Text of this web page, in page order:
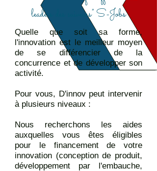
leaders des suiveurs" S-Jobs
Quelle que soit sa forme,
l'innovation est le meilleur moyen
de se différencier de la
concurrence et de développer son
activité.
Pour vous, D'innov peut intervenir
à plusieurs niveaux :
Nous recherchons les aides
auxquelles vous êtes éligibles
pour le financement de votre
innovation (conception de produit,
développement par l'embauche,